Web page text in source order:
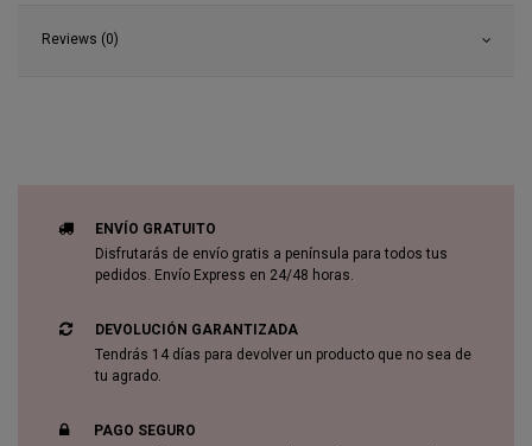
Reviews (0)
ENVÍO GRATUITO
Disfrutarás de envío gratis a península para todos tus
pedidos. Envío Express en 24/48 horas.
DEVOLUCIÓN GARANTIZADA
Tendrás 14 días para devolver un producto que no sea de
tu agrado.
PAGO SEGURO